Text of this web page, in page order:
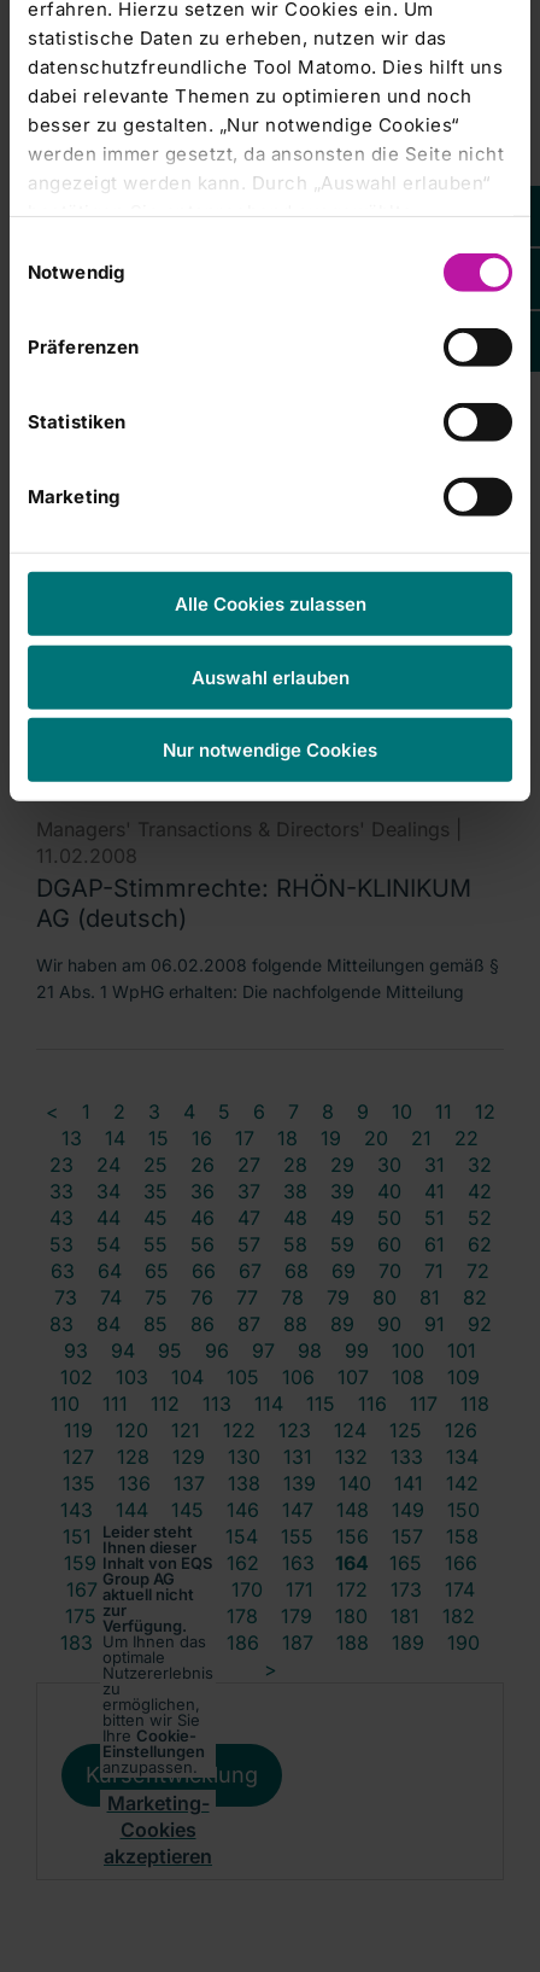
erfahren. Hierzu setzen wir Cookies ein. Um
statistische Daten zu erheben, nutzen wir das
datenschutzfreundliche Tool Matomo. Dies hilft uns
dabei relevante Themen zu optimieren und noch
besser zu gestalten. „Nur notwendige Cookies“
werden immer gesetzt, da ansonsten die Seite nicht
angezeigt werden kann. Durch „Auswahl erlauben“
bestätigen Sie entsprechend ausgewählte
erlauben Sie alle eingesetzten Cookies. Sie können
Ihre
Einstellungen anpassen. Weitere Informationen
finden Sie auch in unserer
Datenschutzerklärung
Notwendig
Präferenzen
Statistiken
Marketing
Alle Cookies zulassen
Auswahl erlauben
Nur notwendige Cookies
Managers' Transactions & Directors' Dealings |
13.02.2008
DGAP-News: RHÖN-KLINIKUM AG
(english)
RHÖN-KLINIKUM AG, Bad Neustadt a. d. Saale Preliminary
trend figures for 2007 Forecast for growth
RHÖN-KLINIKUM AG: Trendmeldung
RHÖN-KLINIKUM AG / Vorläufiges Ergebnis/Prognose
Managers' Transactions & Directors' Dealings |
DGAP-Stimmrechte: RHÖN-KLINIKUM
We received the following notification pursuant to § 21
Managers' Transactions & Directors' Dealings |
11.02.2008
DGAP-Stimmrechte: RHÖN-KLINIKUM
AG (deutsch)
Wir haben am 06.02.2008 folgende Mitteilungen gemäß §
21 Abs. 1 WpHG erhalten: Die nachfolgende Mitteilung
< 1 2 3 4 5 6 7 8 9 10 11
12
13
14 15 16 17 18 19 20 21
22
23
24 25 26 27 28 29 30 31
32
33
34 35 36 37 38 39 40 41
42
43
44 45 46 47 48 49 50 51
52
53
54 55 56 57 58 59 60 61
62
63
64 65 66 67 68 69 70 71
72
73
74 75 76 77 78 79 80 81
82
83
84 85 86 87 88 89 90 91
92
93
94 95 96 97 98 99 100
101
102
103 104 105 106 107 108
109
110
111 112 113 114 115 116 117
118
119
120 121 122 123 124 125
126
127
128 129 130 131 132 133
134
135
136 137 138 139 140 141
142
143
144 145 146 147 148 149
150
151
152 153 154 155 156 157
158
159
160 161 162 163 164 165
166
167
168 169 170 171 172 173
174
175
176 178 179 180 181
182
183
184 185 186 187 188 189
190
>
Leider steht
Ihnen dieser
Inhalt von EQS
Group AG
aktuell nicht
zur
Verfügung.
Um Ihnen das
optimale
Nutzererlebnis
zu
ermöglichen,
bitten wir Sie
Ihre Cookie-
Einstellungen
anzupassen.
Marketing-
Cookies
akzeptieren
Kursentwicklung